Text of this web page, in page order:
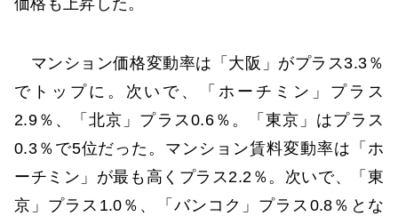
マンション価格変動率は「大阪」がプラス3.3％
でトップに。次いで、「ホーチミン」プラス
2.9％、「北京」プラス0.6％。「東京」はプラス
0.3％で5位だった。マンション賃料変動率は「ホ
ーチミン」が最も高くプラス2.2％。次いで、「東
京」プラス1.0％、「バンコク」プラス0.8％とな